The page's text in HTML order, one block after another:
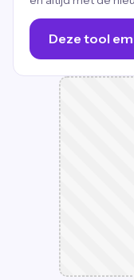
Deze tool